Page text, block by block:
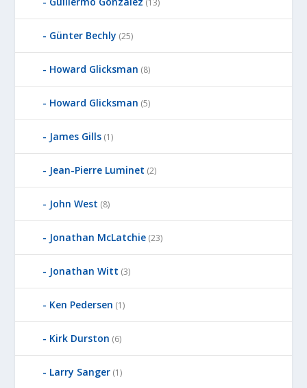
Günter Bechly (25)
Howard Glicksman (8)
Howard Glicksman (5)
James Gills (1)
Jean-Pierre Luminet (2)
John West (8)
Jonathan McLatchie (23)
Jonathan Witt (3)
Ken Pedersen (1)
Kirk Durston (6)
Larry Sanger (1)